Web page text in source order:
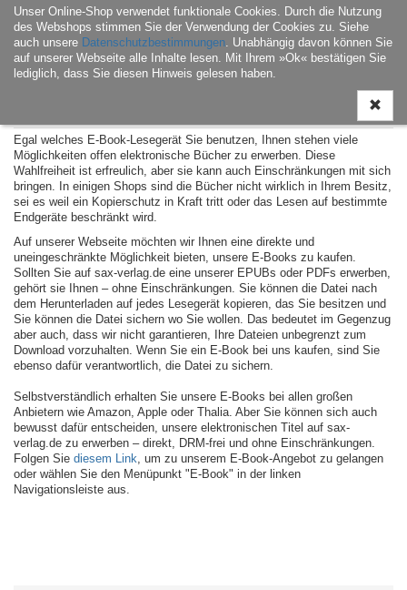
Unser Online-Shop verwendet funktionale Cookies. Durch die Nutzung
des Webshops stimmen Sie der Verwendung der Cookies zu. Siehe
auch unsere Datenschutzbestimmungen. Unabhängig davon können Sie
auf unserer Webseite alle Inhalte lesen. Mit Ihrem »Ok« bestätigen Sie
lediglich, dass Sie diesen Hinweis gelesen haben.
ein-/
Egal welches E-Book-Lesegerät Sie benutzen, Ihnen stehen viele
Möglichkeiten offen elektronische Bücher zu erwerben. Diese
Wahlfreiheit ist erfreulich, aber sie kann auch Einschränkungen mit sich
bringen. In einigen Shops sind die Bücher nicht wirklich in Ihrem Besitz,
sei es weil ein Kopierschutz in Kraft tritt oder das Lesen auf bestimmte
Endgeräte beschränkt wird.
Auf unserer Webseite möchten wir Ihnen eine direkte und
uneingeschränkte Möglichkeit bieten, unsere E-Books zu kaufen.
Sollten Sie auf sax-verlag.de eine unserer EPUBs oder PDFs erwerben,
gehört sie Ihnen – ohne Einschränkungen. Sie können die Datei nach
dem Herunterladen auf jedes Lesegerät kopieren, das Sie besitzen und
Sie können die Datei sichern wo Sie wollen. Das bedeutet im Gegenzug
aber auch, dass wir nicht garantieren, Ihre Dateien unbegrenzt zum
Download vorzuhalten. Wenn Sie ein E-Book bei uns kaufen, sind Sie
ebenso dafür verantwortlich, die Datei zu sichern.
Selbstverständlich erhalten Sie unsere E-Books bei allen großen
Anbietern wie Amazon, Apple oder Thalia. Aber Sie können sich auch
bewusst dafür entscheiden, unsere elektronischen Titel auf sax-
verlag.de zu erwerben – direkt, DRM-frei und ohne Einschränkungen.
Folgen Sie diesem Link, um zu unserem E-Book-Angebot zu gelangen
oder wählen Sie den Menüpunkt "E-Book" in der linken
Navigationsleiste aus.